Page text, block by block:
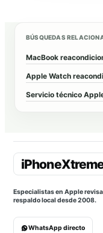
BÚSQUEDAS
MacBook
Apple Watch
Servicio técnico
Especialistas en Apple
respaldo local desde 2008.
WhatsApp directo